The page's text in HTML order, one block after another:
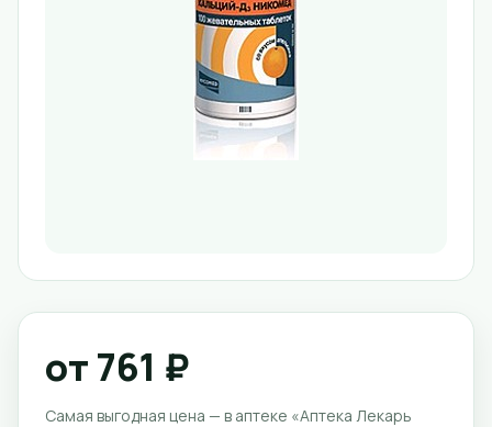
от 761 ₽
Самая выгодная цена — в аптеке «Аптека Лекарь